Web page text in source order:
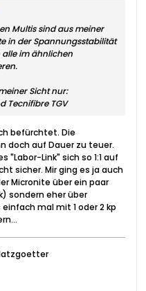
Multis sind aus meiner
in der Spannungsstabilität
im ähnlichen
Sicht nur:
Tecnifibre TGV
befürchtet. Die
doch auf Dauer zu teuer.
"Labor-Link" sich so 1:1 auf
sicher. Mir ging es ja auch
Micronite über ein paar
sondern eher über
mal mit 1 oder 2 kp